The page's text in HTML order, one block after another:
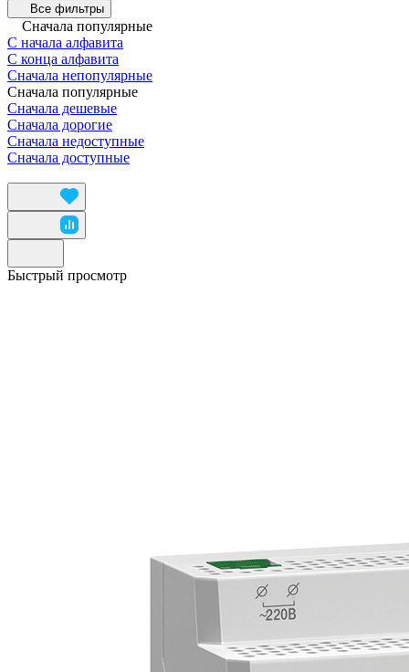
Все фильтры
Сначала популярные
С начала алфавита
С конца алфавита
Сначала непопулярные
Сначала популярные
Сначала дешевые
Сначала дорогие
Сначала недоступные
Сначала доступные
Быстрый просмотр